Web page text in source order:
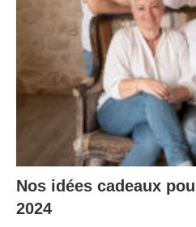
Nos idées cadeaux
2024